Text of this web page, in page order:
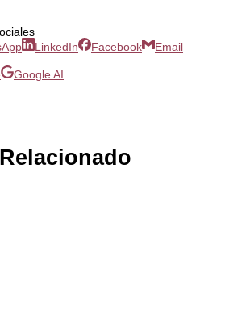
LinkedIn Facebook
Email
Google AI
Relacionado